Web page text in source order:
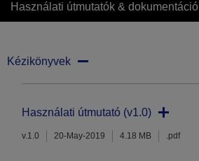
Használati útmutatók & dokumentáció
Kézikönyvek
Használati útmutató (v1.0)
v.1.0 20-May-2019 4.18 MB .pdf